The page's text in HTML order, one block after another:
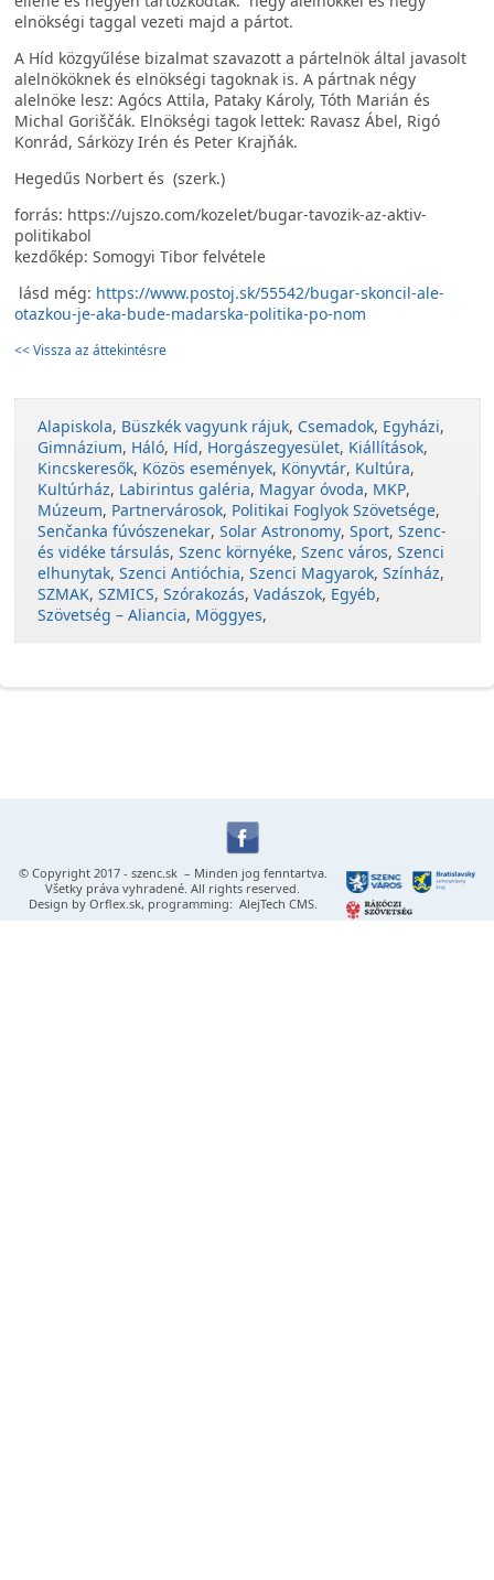
elnökségi taggal vezeti majd a pártot.
A Híd közgyűlése bizalmat szavazott a pártelnök által javasolt
alelnököknek és elnökségi tagoknak is. A pártnak négy
alelnöke lesz: Agócs Attila, Pataky Károly, Tóth Marián és
Michal Goriščák. Elnökségi tagok lettek: Ravasz Ábel, Rigó
Konrád, Sárközy Irén és Peter Krajňák.
Hegedűs Norbert és (szerk.)
forrás: https://ujszo.com/kozelet/bugar-tavozik-az-aktiv-
politikabol
kezdőkép: Somogyi Tibor felvétele
lásd még: https://www.postoj.sk/55542/bugar-skoncil-ale-
otazkou-je-aka-bude-madarska-politika-po-nom
<< Vissza az áttekintésre
Alapiskola, Büszkék vagyunk rájuk, Csemadok, Egyházi,
Gimnázium, Háló, Híd, Horgászegyesület, Kiállítások,
Kincskeresők, Közös események, Könyvtár, Kultúra,
Kultúrház, Labirintus galéria, Magyar óvoda, MKP,
Múzeum, Partnervárosok, Politikai Foglyok Szövetsége,
Senčanka fúvószenekar, Solar Astronomy, Sport, Szenc-
és vidéke társulás, Szenc környéke, Szenc város, Szenci
elhunytak, Szenci Antióchia, Szenci Magyarok, Színház,
SZMAK, SZMICS, Szórakozás, Vadászok, Egyéb,
Szövetség – Aliancia, Möggyes,
© Copyright 2017 - szenc.sk– Minden jog fenntartva.
Všetky práva vyhradené. All rights reserved.
Design by Orflex.sk, programming: AlejTech CMS.